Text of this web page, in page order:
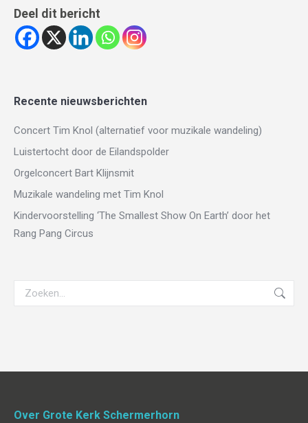
Deel dit bericht
Recente nieuwsberichten
Concert Tim Knol (alternatief voor muzikale wandeling)
Luistertocht door de Eilandspolder
Orgelconcert Bart Klijnsmit
Muzikale wandeling met Tim Knol
Kindervoorstelling ‘The Smallest Show On Earth’ door het
Rang Pang Circus
Zoeken:
Over Grote Kerk Schermerhorn